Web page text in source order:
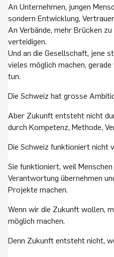
An Unternehmen, jungen
sondern Entwicklung,
An Verbände, mehr Brücken
verteidigen.
Und an die Gesellschaft, jene
vieles möglich machen,
tun.
Die Schweiz hat grosse
Aber Zukunft entsteht nicht
durch Kompetenz, Methode,
Die Schweiz funktioniert nicht
Sie funktioniert, weil
Verantwortung übernehmen
Projekte machen.
Wenn wir die Zukunft wollen,
möglich machen.
Denn Zukunft entsteht nicht,